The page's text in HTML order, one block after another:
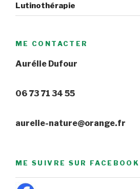
Lutinothérapie
ME CONTACTER
Aurélie Dufour
06 73 71 34 55
aurelie-nature@orange.fr
ME SUIVRE SUR